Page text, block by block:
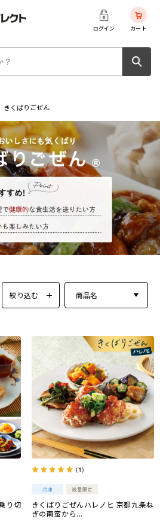
ログイン カート
きくばりごぜん
絞り込む 商品名
（1）
きくばりごぜんハレノヒ 京都九条ね
ぎの南蛮から...